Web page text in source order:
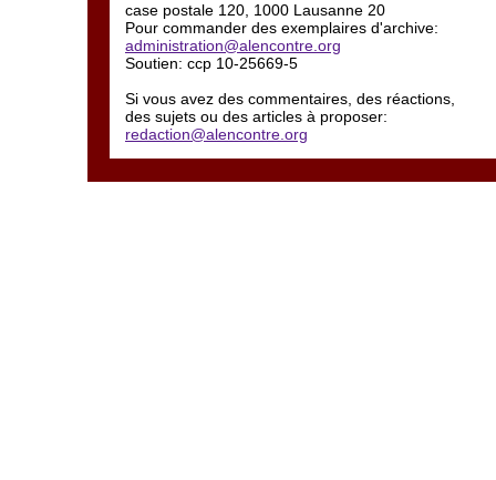
case postale 120, 1000 Lausanne 20
Pour commander des exemplaires d'archive:
administration@alencontre.org
Soutien: ccp 10-25669-5
Si vous avez des commentaires, des réactions,
des sujets ou des articles à proposer:
redaction@alencontre.org